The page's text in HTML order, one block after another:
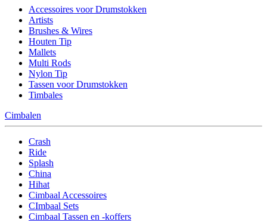
Accessoires voor Drumstokken
Artists
Brushes & Wires
Houten Tip
Mallets
Multi Rods
Nylon Tip
Tassen voor Drumstokken
Timbales
Cimbalen
Crash
Ride
Splash
China
Hihat
Cimbaal Accessoires
CImbaal Sets
Cimbaal Tassen en -koffers